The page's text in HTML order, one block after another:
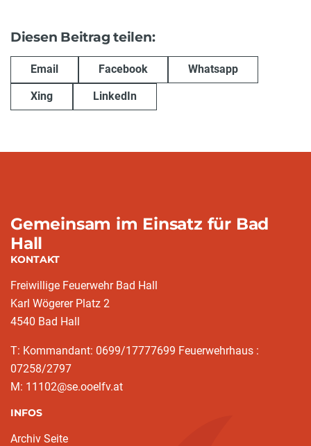
Diesen Beitrag teilen:
Email Facebook Whatsapp
Xing LinkedIn
Gemeinsam im Einsatz für Bad
Hall
KONTAKT
Freiwillige Feuerwehr Bad Hall
Karl Wögerer Platz 2
4540 Bad Hall
T: Kommandant: 0699/17777699 Feuerwehrhaus :
07258/2797
M: 11102@se.ooelfv.at
INFOS
Archiv Seite